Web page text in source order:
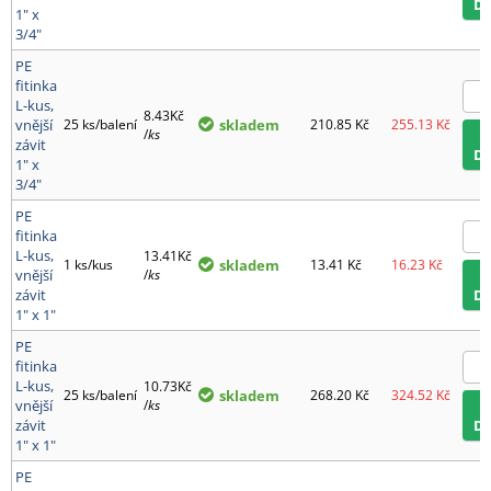
1" x
3/4"
PE
fitinka
L-kus,
vnější
závit
1" x
3/4"
25 ks/balení 8.43Kč
/ks skladem 210.85 Kč 255.13 Kč
PE
fitinka
L-kus,
vnější
závit
1" x 1"
1 ks/kus
13.41Kč
/ks skladem 13.41 Kč 16.23 Kč
PE
fitinka
L-kus,
vnější
závit
1" x 1"
25 ks/balení 10.73Kč
/ks skladem 268.20 Kč 324.52 Kč
PE